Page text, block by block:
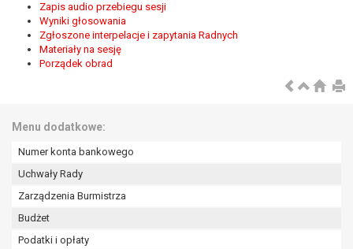
Zapis audio przebiegu sesji
Wyniki głosowania
Zgłoszone interpelacje i zapytania Radnych
Materiały na sesję
Porządek obrad
Menu dodatkowe:
Numer konta bankowego
Uchwały Rady
Zarządzenia Burmistrza
Budżet
Podatki i opłaty
prawo sprzeciwu wobec przetwarzania
danych na podstawie art. 21 RODO, wobec
przetwarzania danych osobowych, którego
podstawą prawną jest:
powierzonej administratorowi bądź